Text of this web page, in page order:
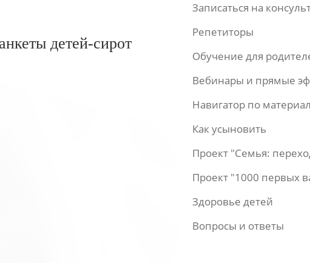
детей-сирот
Записаться на
Репетиторы
Обучение для
Вебинары и прямые
Навигатор по
Как усыновить
Проект "Семья:
Проект "1000 первых
Здоровье детей
Вопросы и ответы